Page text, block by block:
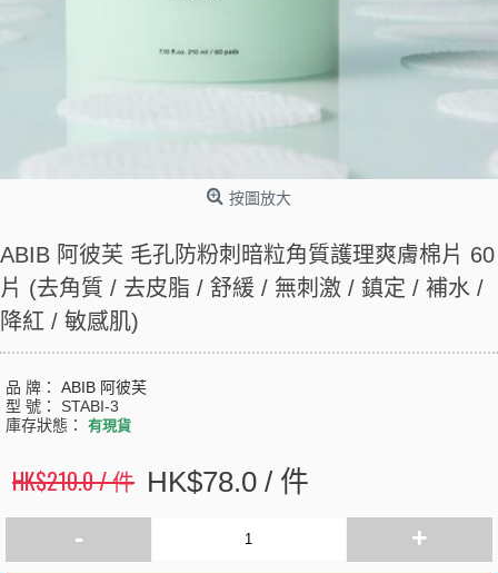
按圖放大
ABIB 阿彼芙 毛孔防粉刺暗粒角質護理爽膚棉片 60
片 (去角質 / 去皮脂 / 舒緩 / 無刺激 / 鎮定 / 補水 /
降紅 / 敏感肌)
品 牌： ABIB 阿彼芙
型 號： STABI-3
庫存狀態： 有現貨
HK$210.0 / 件 HK$78.0 / 件
- +